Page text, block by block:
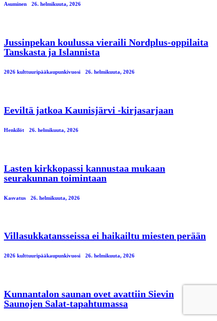
Asuminen 26. helmikuuta, 2026
Jussinpekan koulussa vieraili Nordplus-oppilaita
Tanskasta ja Islannista
2026 kulttuuripääkaupunkivuosi 26. helmikuuta, 2026
Eeviltä jatkoa Kaunisjärvi -kirjasarjaan
Henkilöt 26. helmikuuta, 2026
Lasten kirkkopassi kannustaa mukaan
seurakunnan toimintaan
Kasvatus 26. helmikuuta, 2026
Villasukkatansseissa ei haikailtu miesten perään
2026 kulttuuripääkaupunkivuosi 26. helmikuuta, 2026
Kunnantalon saunan ovet avattiin Sievin
Saunojen Salat-tapahtumassa